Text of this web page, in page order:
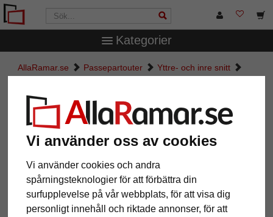
Vi använder oss av cookies
Vi använder cookies och andra
spårningsteknologier för att förbättra din
surfupplevelse på vår webbplats, för att visa dig
personligt innehåll och riktade annonser, för att
Kategorier
AllaRamar.se Passepartouter
Yttre- och inre snitt
Måttbeställd passepartout
Pictures Preview